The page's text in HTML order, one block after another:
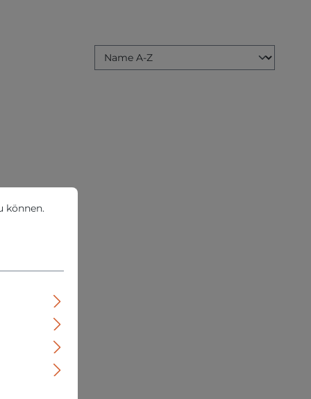
Mehr Informationen ...
können.